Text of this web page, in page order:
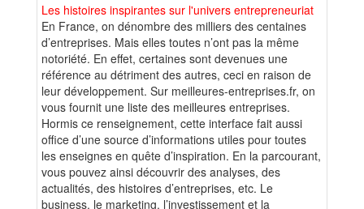
Les histoires inspirantes sur l'univers entrepreneuriat
En France, on dénombre des milliers des centaines
d’entreprises. Mais elles toutes n’ont pas la même
notoriété. En effet, certaines sont devenues une
référence au détriment des autres, ceci en raison de
leur développement. Sur meilleures-entreprises.fr, on
vous fournit une liste des meilleures entreprises.
Hormis ce renseignement, cette interface fait aussi
office d’une source d’informations utiles pour toutes
les enseignes en quête d’inspiration. En la parcourant,
vous pouvez ainsi découvrir des analyses, des
actualités, des histoires d’entreprises, etc. Le
business, le marketing, l’investissement et la